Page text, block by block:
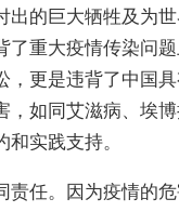
出的巨大牺牲及为
了重大疫情传染问
更是违背了中国具
，如同艾滋病、埃
实践支持。
任。因为疫情的危